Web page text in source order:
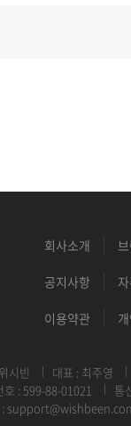
회사소개
공지사항
이용약관
시빈 대표 : 최주영
호 : 599-88-01021
통